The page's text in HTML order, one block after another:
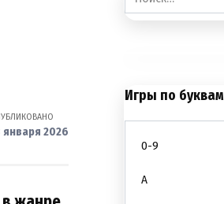
января 2026
for:
Игры по буквам
0-9
A